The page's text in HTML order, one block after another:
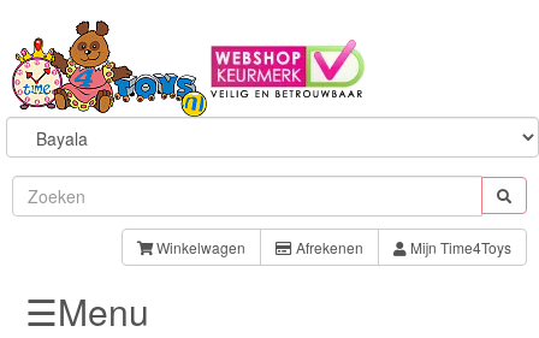
Winkelwagen Afrekenen Mijn Time4Toys
Sylvanian
Families
Aquabeads
☰Menu